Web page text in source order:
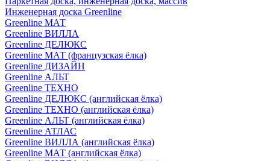
Инженерная доска Greenline
Greenline МАТ
Greenline ВИЛЛА
Greenline ДЕЛЮКС
Greenline МАТ (французская ёлка)
Greenline ДИЗАЙН
Greenline АЛЬТ
Greenline ТЕХНО
Greenline ДЕЛЮКС (английская ёлка)
Greenline ТЕХНО (английская ёлка)
Greenline АЛЬТ (английская ёлка)
Greenline АТЛАС
Greenline ВИЛЛА (английская ёлка)
Greenline МАТ (английская ёлка)